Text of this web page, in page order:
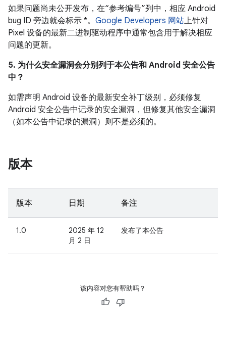
如果问题尚未公开发布，在“参考编号”列中，相应 Android
bug ID 旁边就会标示 *。 Google Developers 网站上针对
Pixel 设备的最新二进制驱动程序中通常包含用于解决相应
问题的更新。
5. 为什么安全漏洞会分别列于本公告和 Android 安全公告
中？
如需声明 Android 设备的最新安全补丁级别，必须修复
Android 安全公告中记录的安全漏洞，但修复其他安全漏洞
（如本公告中记录的漏洞）则不是必须的。
版本
版本 日期 备注
1.0
2025 年 12
月 2 日
发布了本公告
该内容对您有帮助吗？